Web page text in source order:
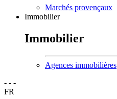
Marchés provençaux
Immobilier
Immobilier
Agences immobilières
- - -
FR